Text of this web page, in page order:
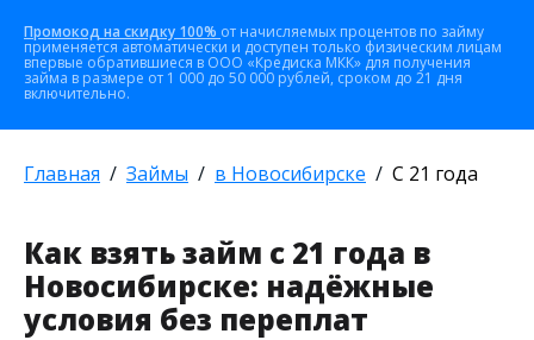
Промокод на скидку 100% от начисляемых процентов по займу
применяется автоматически и доступен только физическим лицам
впервые обратившиеся в ООО «Кредиска МКК» для получения
займа в размере от 1 000 до 50 000 рублей, сроком до 21 дня
включительно.
Главная Займы в Новосибирске С 21 года
Как взять займ с 21 года в
Новосибирске: надёжные
условия без переплат